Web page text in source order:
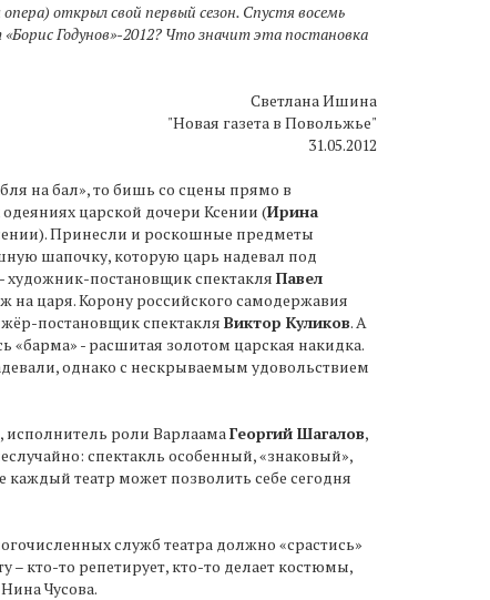
открыл свой первый сезон. Спустя восемь
Годунов»-2012? Что значит эта постановка
Светлана Ишина
"Новая газета в Повольжье"
31.05.2012
на бал», то бишь со сцены прямо в
царской дочери Ксении (Ирина
Принесли и роскошные предметы
шапочку, которую царь надевал под
художник-постановщик спектакля Павел
на царя. Корону российского самодержавия
постановщик спектакля Виктор Куликов. А
«барма» - расшитая золотом царская накидка.
однако с нескрываемым удовольствием
, исполнитель роли ВарлаамаГеоргий Шагалов,
спектакль особенный, «знаковый»,
каждый театр может позволить себе сегодня
служб театра должно «срастись»
кто-то репетирует, кто-то делает костюмы,
Чусова.